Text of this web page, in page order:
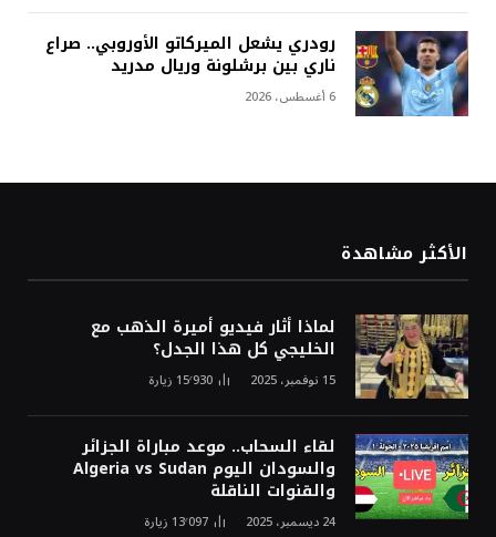
رودري يشعل الميركاتو الأوروبي.. صراع
ناري بين برشلونة وريال مدريد
6 أغسطس، 2026
الأكثر مشاهدة
لماذا أثار فيديو أميرة الذهب مع
الخليجي كل هذا الجدل؟
15 نوفمبر، 2025 15٬930 زيارة
لقاء السحاب.. موعد مباراة الجزائر
والسودان اليوم Algeria vs Sudan
والقنوات الناقلة
24 ديسمبر، 2025 13٬097 زيارة